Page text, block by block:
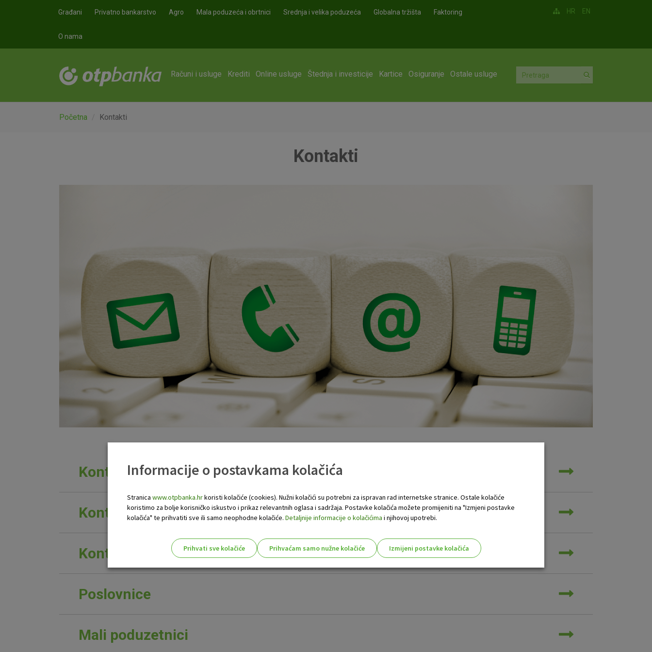
Građani Privatno bankarstvo Agro Mala poduzeća i obrtnici Srednja i velika poduzeća Globalna tržišta Faktoring
O nama
HR EN
Računi i usluge Krediti Online usluge Štednja i investicije Kartice Osiguranje Ostale usluge
Početna Kontakti
Kontakti
Kontakt osoba za zapošljavanje
Kontakt centar OTP banke za sve informacije
Kontakt za medije i društveno odgovorno poslovanje
Poslovnice
Mali poduzetnici
Informacije o postavkama kolačića
Stranica www.otpbanka.hrkoristi kolačiće (cookies). Nužni kolačići su potrebni za ispravan rad internetske stranice. Ostale kolačiće
koristimo za bolje korisničko iskustvo i prikaz relevantnih oglasa i sadržaja. Postavke kolačića možete promijeniti na "Izmjeni postavke
kolačića" te prihvatiti sve ili samo neophodne kolačiće. Detaljnije informacije o kolačićima i njihovoj upotrebi.
Prihvati sve kolačiće Prihvaćam samo nužne kolačiće
Izmijeni postavke kolačića
Nužni (tehnički) kolačići - uvijek aktivni